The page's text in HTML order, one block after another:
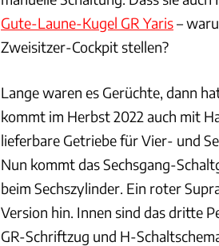
Gute-Laune-Kugel GR Yaris–
Zweisitzer-Cockpit stellen?
Lange waren es Gerüchte, dann
kommt im Herbst 2022 auch mit
lieferbare Getriebe für Vier- und
Nun kommt das Sechsgang-
beim Sechszylinder. Ein roter
Version hin. Innen sind das dritte
GR-Schriftzug und H-